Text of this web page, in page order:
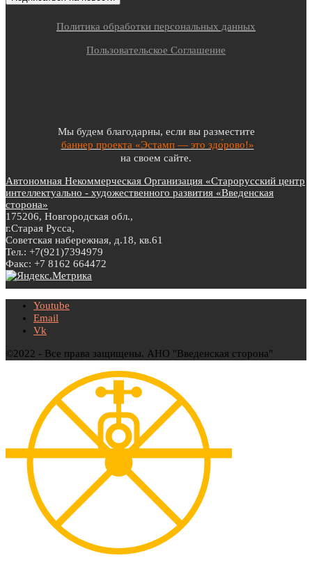
Политика обработки персональных данных
Пользовательское Соглашение
Мы будем благодарны, если вы разместите
баннер проекта «Эстамп — это здо́рово!»
на своем сайте.
Автономная Некоммерческая Организация «Старорусский центр
интеллектуально - художественного развития «Введенская
сторона»
175206, Новгородская обл.,
г.Старая Русса,
Советская набережная, д.18, кв.61
Тел.: +7(921)7394979
Факс: +7 8162 664472
Youtube
Email
Vk
©2022 - Все права защищены. АНО "Введенская сторона"